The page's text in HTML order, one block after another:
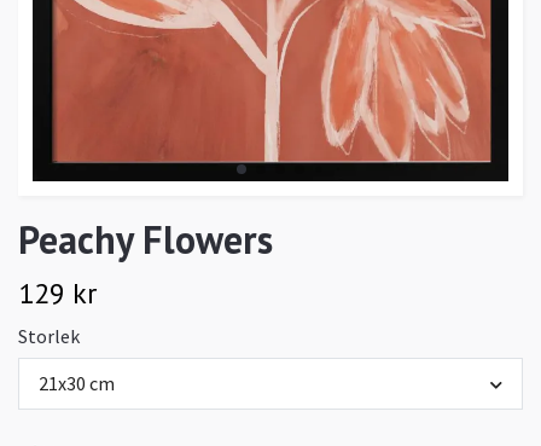
Peachy Flowers
129 kr
Storlek
21x30 cm